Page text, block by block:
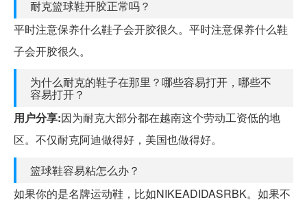
耐克篮球鞋开胶正常吗？
平时注意保养什么鞋子会开胶很久。平时注意保养什么鞋
子会开胶很久。
为什么耐克的鞋子在那里？哪些容易打开，哪些不
容易打开？
用户分享:因为耐克大部分都在越南这个劳动工资低的地
区。不仅耐克阿迪做得好，美国也做得好。
篮球鞋容易粘怎么办？
如果你的是名牌运动鞋，比如NIKEADIDASRBK。如果不